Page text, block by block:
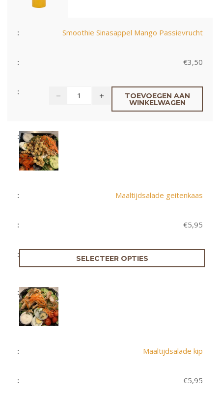
Smoothie Sinasappel Mango Passievrucht
€3,50
TOEVOEGEN AAN
WINKELWAGEN
Maaltijdsalade geitenkaas
€5,95
SELECTEER OPTIES
Maaltijdsalade kip
€5,95